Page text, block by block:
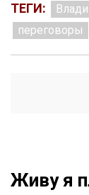
ТЕГИ:
переговоры
Живу я